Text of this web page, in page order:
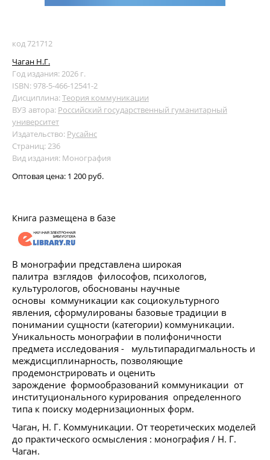
код 721712
Чаган Н.Г.
Год издания: 2026 г.
ISBN: 978-5-466-12541-2
Дисциплина:Теория коммуникации
ВУЗ автора: Российский государственный гуманитарный
университет
Издательство: Русайнс
Страниц: 236
Вид издания: Монография
Оптовая цена: 1 200 руб.
Книга размещена в базе
В монографии представлена широкая
палитра взглядов философов, психологов,
культурологов, обоснованы научные
основы коммуникации как социокультурного
явления, сформулированы базовые традиции в
понимании сущности (категории) коммуникации.
Уникальность монографии в полифоничности
предмета исследования - мультипарадигмальность и
междисциплинарность, позволяющие
продемонстрировать и оценить
зарождение формообразований коммуникации от
институционального курирования определенного
типа к поиску модернизационных форм.
Чаган, Н. Г. Коммуникации. От теоретических моделей
до практического осмысления : монография / Н. Г.
Чаган.